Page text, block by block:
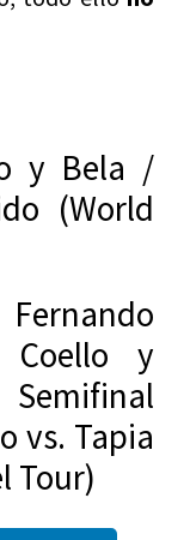
y Bela /
(World
Coello y
vs. Tapia
Tour)